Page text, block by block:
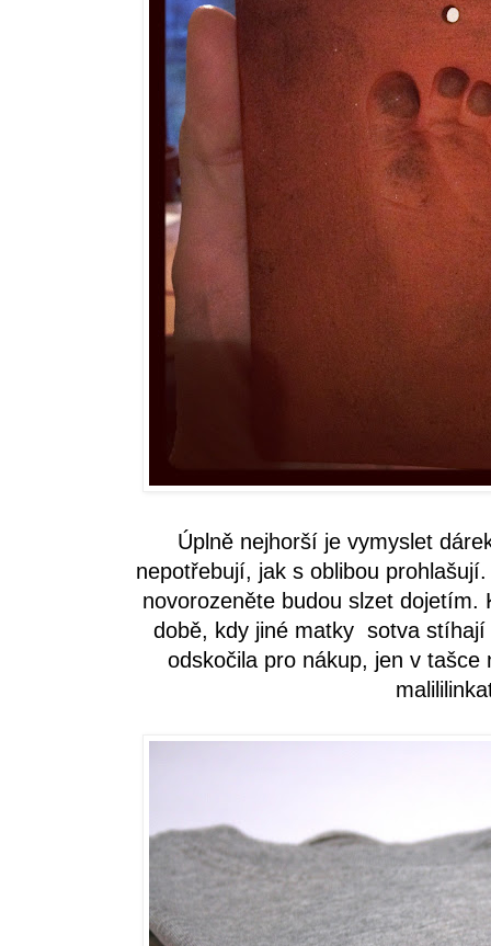
Úplně nejhorší je vymyslet
nepotřebují, jak s oblibou
novorozeněte budou slzet dojetím.
době, kdy jiné matky sotva
odskočila pro nákup, jen v